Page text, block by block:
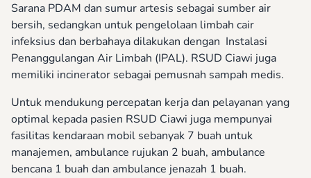
Sarana PDAM dan sumur artesis sebagai sumber air
bersih, sedangkan untuk pengelolaan limbah cair
infeksius dan berbahaya dilakukan dengan Instalasi
Penanggulangan Air Limbah (IPAL). RSUD Ciawi juga
memiliki incinerator sebagai pemusnah sampah medis.
Untuk mendukung percepatan kerja dan pelayanan yang
optimal kepada pasien RSUD Ciawi juga mempunyai
fasilitas kendaraan mobil sebanyak 7 buah untuk
manajemen, ambulance rujukan 2 buah, ambulance
bencana 1 buah dan ambulance jenazah 1 buah.